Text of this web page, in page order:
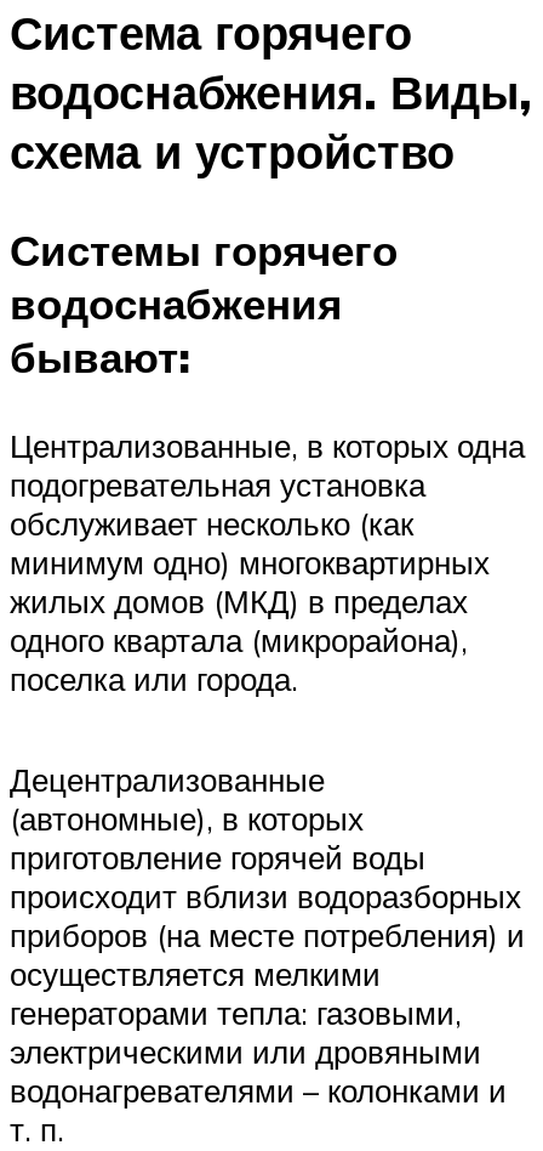
Система горячего
водоснабжения. Виды,
схема и устройство
Системы горячего
водоснабжения
бывают:
Централизованные, в которых одна
подогревательная установка
обслуживает несколько (как
минимум одно) многоквартирных
жилых домов (МКД) в пределах
одного квартала (микрорайона),
поселка или города.
Децентрализованные
(автономные), в которых
приготовление горячей воды
происходит вблизи водоразборных
приборов (на месте потребления) и
осуществляется мелкими
генераторами тепла: газовыми,
электрическими или дровяными
водонагревателями – колонками и
т. п.